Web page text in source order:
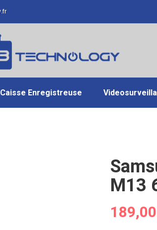
Caisse Enregistreuse
M13
189,00